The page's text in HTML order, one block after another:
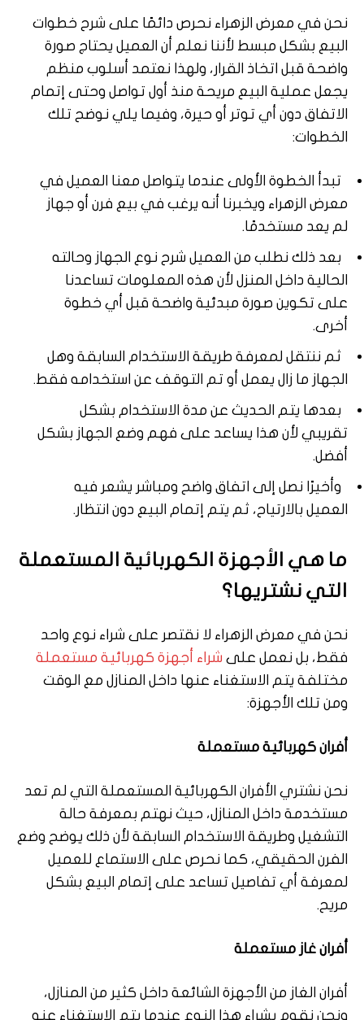
نحن في معرض الزهراء نحرص دائمًا على شرح خطوات
البيع بشكل مبسط لأننا نعلم أن العميل يحتاج صورة
واضحة قبل اتخاذ القرار، ولهذا نعتمد أسلوب منظم
يجعل عملية البيع مريحة منذ أول تواصل وحتى إتمام
الاتفاق دون أي توتر أو حيرة، وفيما يلي نوضح تلك
الخطوات:
تبدأ الخطوة الأولى عندما يتواصل معنا العميل في
معرض الزهراء ويخبرنا أنه يرغب في بيع فرن أو جهاز
لم يعد مستخدمًا.
بعد ذلك نطلب من العميل شرح نوع الجهاز وحالته
الحالية داخل المنزل لأن هذه المعلومات تساعدنا
على تكوين صورة مبدئية واضحة قبل أي خطوة
أخرى.
ثم ننتقل لمعرفة طريقة الاستخدام السابقة وهل
الجهاز ما زال يعمل أو تم التوقف عن استخدامه فقط.
بعدها يتم الحديث عن مدة الاستخدام بشكل
تقريبي لأن هذا يساعد على فهم وضع الجهاز بشكل
أفضل.
وأخيرًا نصل إلى اتفاق واضح ومباشر يشعر فيه
العميل بالارتياح، ثم يتم إتمام البيع دون انتظار.
ما هي الأجهزة الكهربائية المستعملة
التي نشتريها؟
نحن في معرض الزهراء لا نقتصر على شراء نوع واحد
فقط، بل نعمل على شراء أجهزة كهربائية مستعملة
مختلفة يتم الاستغناء عنها داخل المنازل مع الوقت
ومن تلك الأجهزة:
أفران كهربائية مستعملة
نحن نشتري الأفران الكهربائية المستعملة التي لم تعد
مستخدمة داخل المنازل، حيث نهتم بمعرفة حالة
التشغيل وطريقة الاستخدام السابقة لأن ذلك يوضح وضع
الفرن الحقيقي، كما نحرص على الاستماع للعميل
لمعرفة أي تفاصيل تساعد على إتمام البيع بشكل
مريح.
أفران غاز مستعملة
أفران الغاز من الأجهزة الشائعة داخل كثير من المنازل،
ونحن نقوم بشراء هذا النوع عندما يتم الاستغناء عنه